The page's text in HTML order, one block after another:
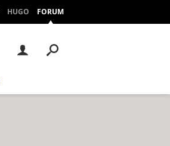
HUGO FORUM